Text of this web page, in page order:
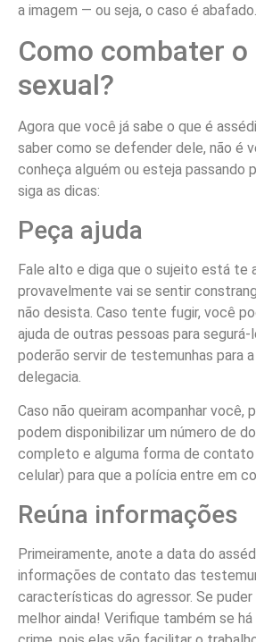
a imagem — ou seja, o caso é abafado.
Como combater o
sexual?
Agora que você já sabe o que é
saber como se defender dele, não é
conheça alguém ou esteja passando
siga as dicas:
Peça ajuda
Fale alto e diga que o sujeito está te
provavelmente vai se sentir
não desista. Caso tente fugir, você
ajuda de outras pessoas para segurá-
poderão servir de testemunhas para
delegacia.
Caso não queiram acompanhar você,
podem disponibilizar um número de
completo e alguma forma de
celular) para que a polícia entre em
Reúna informações
Primeiramente, anote a data do
informações de contato das
características do agressor. Se
melhor ainda! Verifique também se